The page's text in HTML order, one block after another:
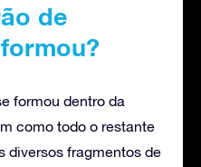
de
formou dentro da
como todo o restante
diversos fragmentos de